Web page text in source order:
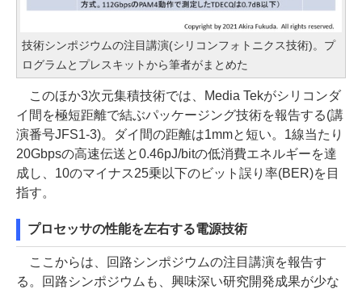
技術シンポジウムの注目講演(シリコンフォトニクス技術)。プ
ログラムとプレスキットから筆者がまとめた
このほか3次元集積技術では、Media Tekがシリコンダ
イ間を極短距離で結ぶパッケージング技術を報告する(講
演番号JFS1-3)。ダイ間の距離は1mmと短い。1線当たり
20Gbpsの高速伝送と0.46pJ/bitの低消費エネルギーを達
成し、10のマイナス25乗以下のビット誤り率(BER)を目
指す。
プロセッサの性能を左右する電源技術
ここからは、回路シンポジウムの注目講演を報告す
る。回路シンポジウムも、興味深い研究開発成果が少な